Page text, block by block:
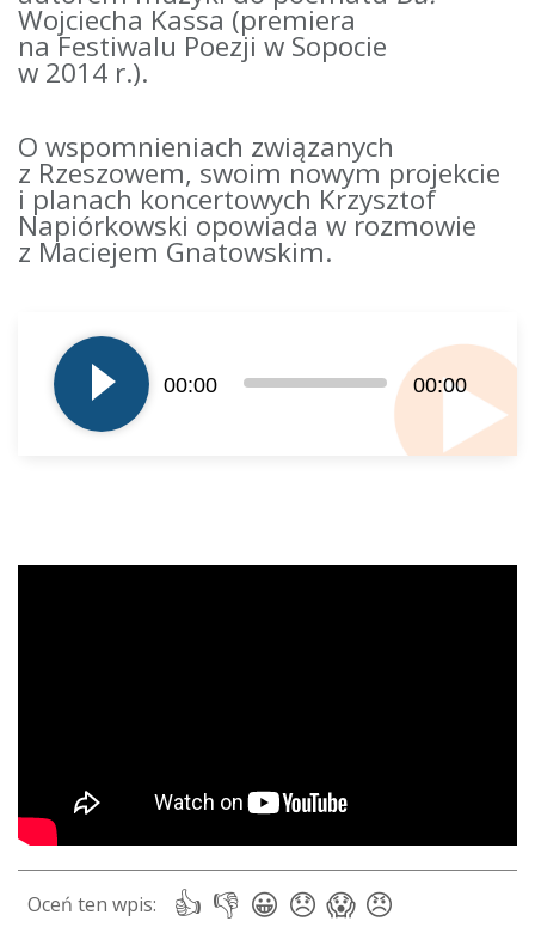
Wojciecha Kassa (premiera
na Festiwalu Poezji w Sopocie
w 2014 r.).
O wspomnieniach związanych
z Rzeszowem, swoim nowym projekcie
i planach koncertowych Krzysztof
Napiórkowski opowiada w rozmowie
z Maciejem Gnatowskim.
plików
dźwiękowych 00:00 00:00